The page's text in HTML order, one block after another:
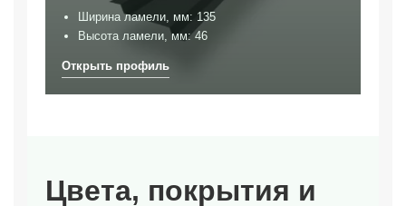
Ширина ламели, мм: 135
Высота ламели, мм: 46
Цвета, покрытия и